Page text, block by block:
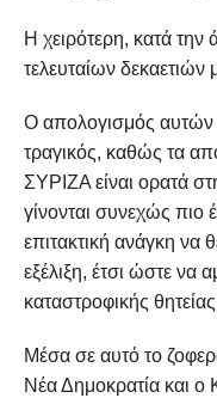
Η χειρότερη, κατά
τελευταίων δεκαετιών
Ο απολογισμός αυτών
τραγικός, καθώς τα
ΣΥΡΙΖΑ είναι ορατά
γίνονται συνεχώς πιο
επιτακτική ανάγκη να
εξέλιξη, έτσι ώστε να
καταστροφικής
Μέσα σε αυτό το
Νέα Δημοκρατία και ο